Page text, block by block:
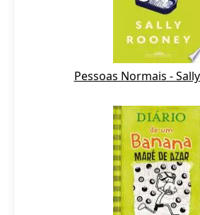
Pessoas Normais -